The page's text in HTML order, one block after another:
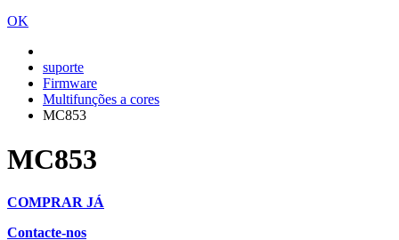
OK
suporte
Firmware
Multifunções a cores
MC853
MC853
COMPRAR JÁ
Contacte-nos